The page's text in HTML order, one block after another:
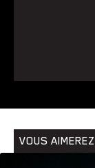
VOUS